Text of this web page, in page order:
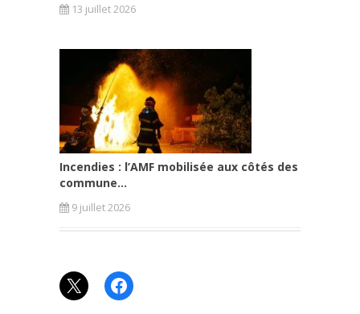
13 juillet 2026
Incendies : l’AMF mobilisée aux côtés des
commune...
9 juillet 2026
X Facebook